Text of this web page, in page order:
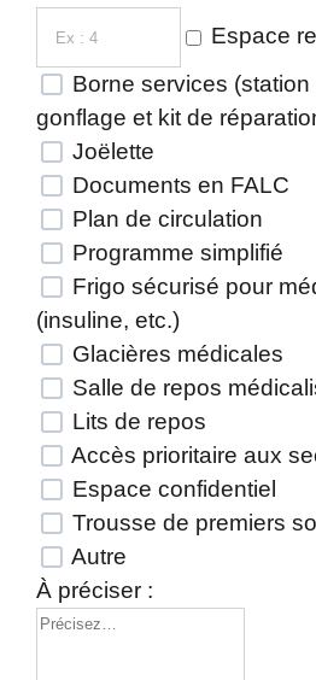
Espace
Borne services
gonflage et kit de
Joëlette
Documents en FALC
Plan de circulation
Programme simplifié
Frigo sécurisé pour
(insuline, etc.)
Glacières médicales
Salle de repos
Lits de repos
Accès prioritaire aux
Espace confidentiel
Trousse de premiers
Autre
À préciser :